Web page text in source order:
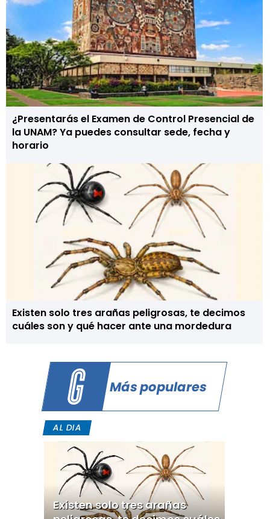
¿Presentarás el Examen de Control Presencial de
la UNAM? Ya puedes consultar sede, fecha y
horario
Existen solo tres arañas peligrosas, te decimos
cuáles son y qué hacer ante una mordedura
Más populares
AL DIA
Existen solo tres arañas